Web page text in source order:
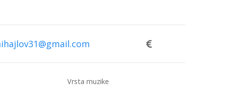
Vrsta muzike